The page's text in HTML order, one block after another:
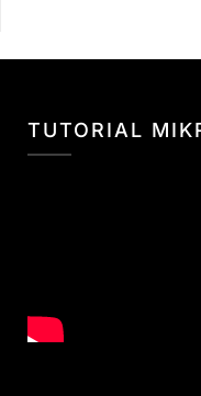
TUTORIAL